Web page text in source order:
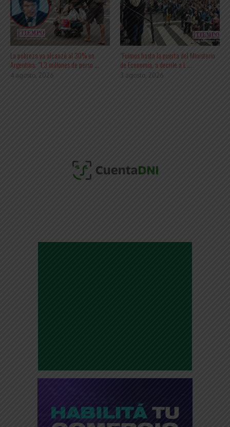
La pobreza ya alcanzó al 30% en
Argentina: “1,3 millones de perso ...
4 agosto, 2026
“Fuimos hasta la puerta del Ministerio
de Economía, a decirle a L ...
3 agosto, 2026